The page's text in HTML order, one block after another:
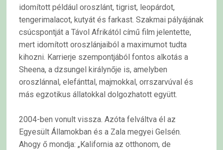
idomított például oroszlánt, tigrist, leopárdot,
tengerimalacot, kutyát és farkast. Szakmai pályájának
csúcspontját a Távol Afrikától című film jelentette,
mert idomított oroszlánjaiból a maximumot tudta
kihozni. Karrierje szempontjából fontos alkotás a
Sheena, a dzsungel királynője is, amelyben
oroszlánnal, elefánttal, majmokkal, orrszarvúval és
más egzotikus állatokkal dolgozhatott együtt.
2004-ben vonult vissza. Azóta felváltva él az
Egyesült Államokban és a Zala megyei Gelsén.
Ahogy ő mondja: „Kalifornia az otthonom, de